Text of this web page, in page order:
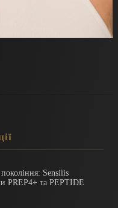
Sensilis
PREP4+ та PEPTIDE